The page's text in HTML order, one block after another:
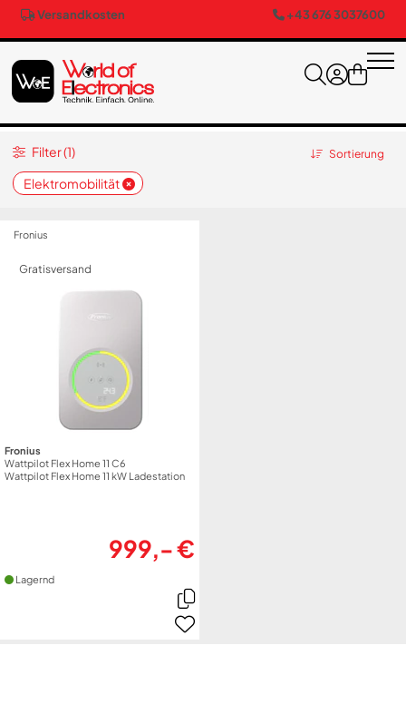
Versandkosten +43 676 3037600
Sortierung
Elektromobilität
Filter (1)
Fronius
Gratisversand
Fronius
Wattpilot Flex Home 11 C6
Wattpilot Flex Home 11 kW Ladestation
999,- €
Lagernd